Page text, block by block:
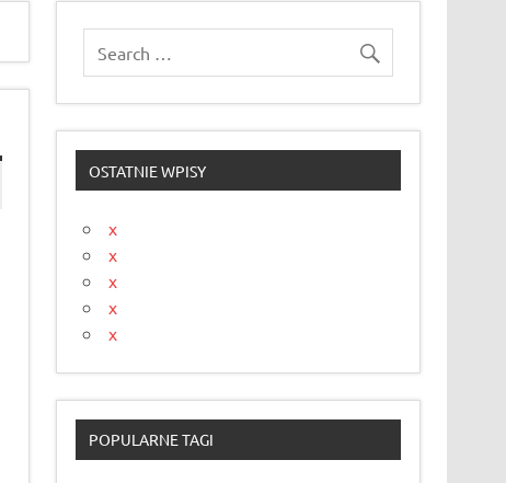
OSTATNIE WPISY
x
x
x
x
x
POPULARNE TAGI